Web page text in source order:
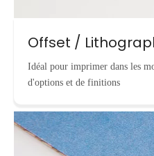
Offset /
Idéal pour imprimer dans les
d'options et de finitions